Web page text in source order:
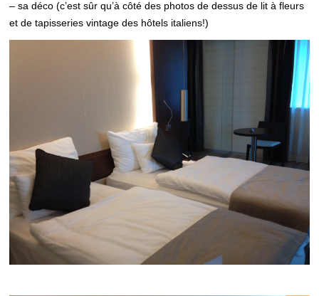
– sa déco (c’est sûr qu’à côté des photos de dessus de lit à fleurs
et de tapisseries vintage des hôtels italiens!)